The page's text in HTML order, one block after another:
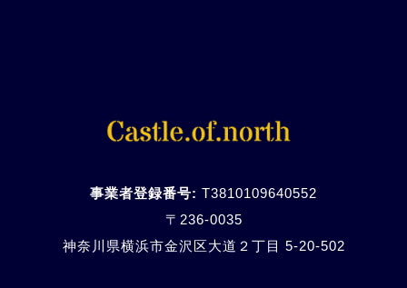
事業者登録番号: T3810109640552
〒236-0035
神奈川県横浜市金沢区大道２丁目 5-20-502